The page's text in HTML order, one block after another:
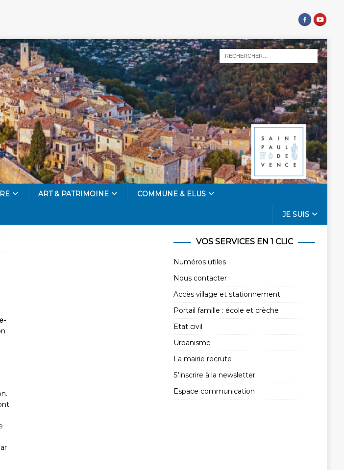
ART & PATRIMOINE COMMUNE & ELUS
JE SUIS
VOS SERVICES EN 1 CLIC
Numéros utiles
Nous contacter
Accès village et stationnement
Portail famille : école et crèche
Etat civil
Urbanisme
La mairie recrute
S’inscrire à la newsletter
Espace communication